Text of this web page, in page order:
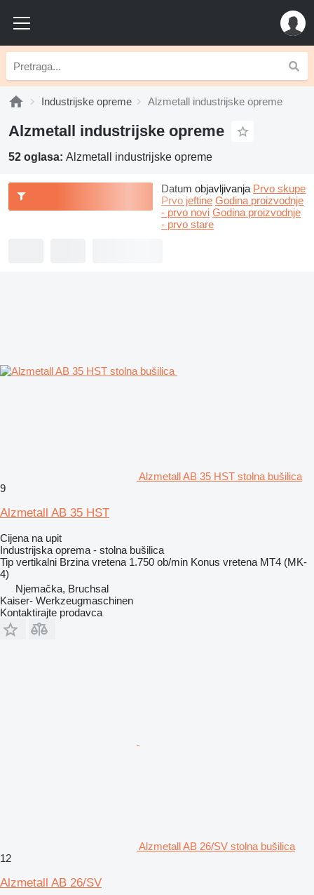
Industrijske opreme Alzmetall industrijske opreme
Alzmetall industrijske opreme
52 oglasa: Alzmetall industrijske opreme
Datum objavljivanja Prvo skupe
Prvo jeftine Godina proizvodnje
- prvo novi Godina proizvodnje
- prvo stare
Alzmetall AB 35 HST stolna bušilica
9
Alzmetall AB 35 HST
Cijena na upit
Industrijska oprema - stolna bušilica
Tip vertikalni Brzina vretena 1.750 ob/min Konus vretena MT4 (MK-
4)
Njemačka, Bruchsal
Kaiser- Werkzeugmaschinen
Kontaktirajte prodavca
Alzmetall AB 26/SV stolna bušilica
12
Alzmetall AB 26/SV